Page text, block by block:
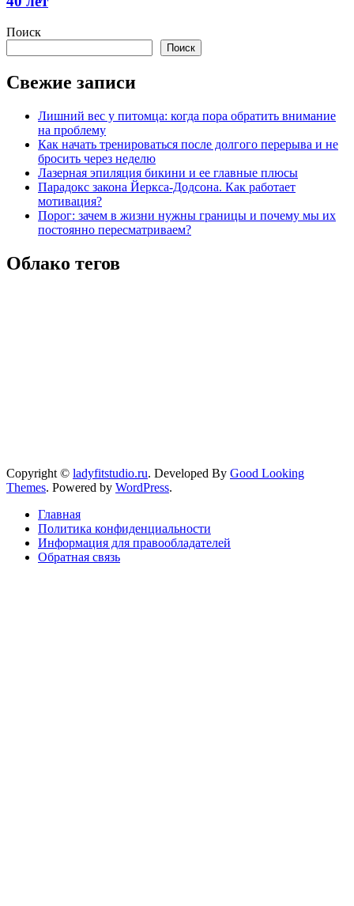
Поиск
Поиск
Свежие записи
Лишний вес у питомца: когда пора обратить внимание
на проблему
Как начать тренироваться после долгого перерыва и не
бросить через неделю
Лазерная эпиляция бикини и ее главные плюсы
Парадокс закона Йеркса-Додсона. Как работает
мотивация?
Порог: зачем в жизни нужны границы и почему мы их
постоянно пересматриваем?
Облако тегов
Copyright © ladyfitstudio.ru. Developed By Good Looking
Themes. Powered by WordPress.
Главная
Политика конфиденциальности
Информация для правообладателей
Обратная связь